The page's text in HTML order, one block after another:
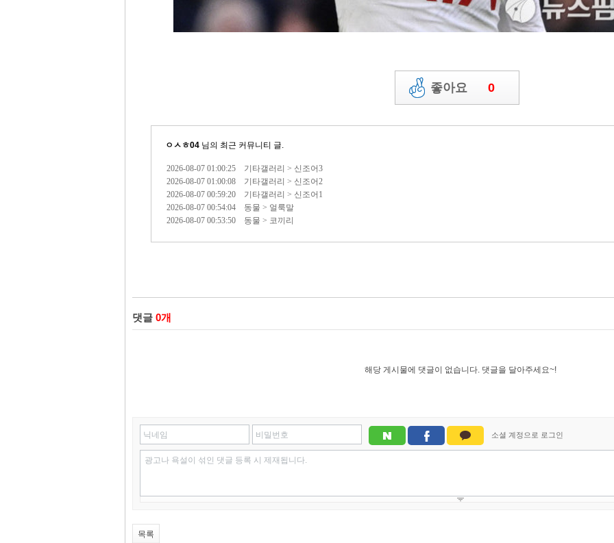
좋아요 0
ㅇㅅㅎ04님의 최근 커뮤니티 글.
2026-08-07 01:00:25 기타갤러리 > 신조어3
2026-08-07 01:00:08 기타갤러리 > 신조어2
2026-08-07 00:59:20 기타갤러리 > 신조어1
2026-08-07 00:54:04 동물 > 얼룩말
2026-08-07 00:53:50 동물 > 코끼리
댓글 0개
해당 게시물에 댓글이 없습니다. 댓글을 달아주세요~!
닉네임 비밀번호
광고나 욕설이 섞인 댓글 등록 시 제재됩니다.
목록